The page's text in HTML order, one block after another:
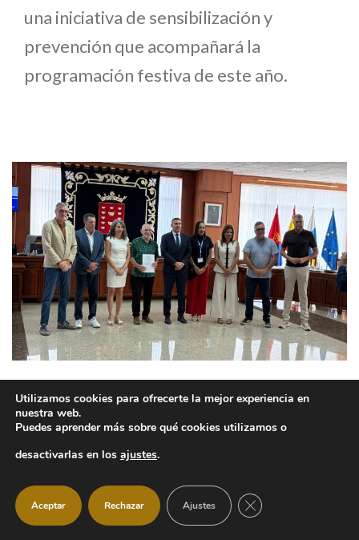
una iniciativa de sensibilización y
prevención que acompañará la
programación festiva de este año.
Manzanares El Real celebra que la
Cultura de Paz siga extendiéndose
por España
Manzanares El Real, primer municipio en
Utilizamos cookies para ofrecerte la mejor experiencia en
nuestra web.
Puedes aprender más sobre qué cookies utilizamos o
desactivarlas en los ajustes.
Aceptar Rechazar Ajustes CERRAR EL